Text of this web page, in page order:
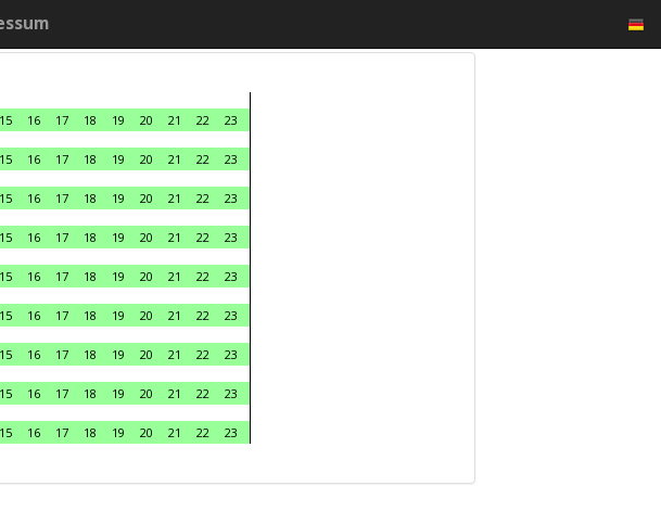
15 16 17 18 19 20 21 22
23
15 16 17 18 19 20 21 22
23
15 16 17 18 19 20 21 22
23
15 16 17 18 19 20 21 22
23
15 16 17 18 19 20 21 22
23
15 16 17 18 19 20 21 22
23
15 16 17 18 19 20 21 22
23
15 16 17 18 19 20 21 22
23
15 16 17 18 19 20 21 22
23